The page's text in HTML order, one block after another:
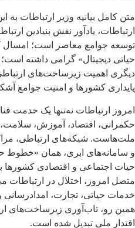
متن کامل بیانیه وزیر ارتباطات
ارتباطات، یادآور نقش بنیادین
توسعه جوامع معاصر است؛ امسال
حیاتی دیجیتال» گرامی داشته
دیگری اهمیت زیرساخت‌های
پایداری کشورها و امنیت جوامع
امروز ارتباطات نه‌تنها یک خدمت
حکمرانی، اقتصاد، آموزش،
ملت‌هاست. شبکه‌های ارتباطی،
و سامانه‌های ابری، همان «خطوط
حیات اجتماعی و اقتصادی کشورها
متصل امروز، اختلال در ارتباطات
خدمات حیاتی، تجارت، امدادرسانی
همین رو، تاب‌آوری زیرساخت‌های
اقتدار ملی تبدیل شده است.